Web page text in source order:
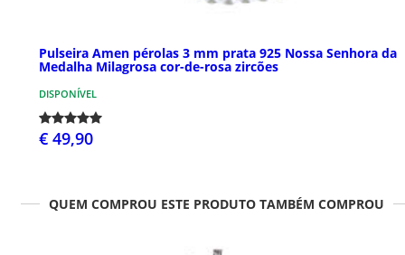
Pulseira Amen pérolas 3 mm prata 925 Nossa Senhora da
Medalha Milagrosa cor-de-rosa zircões
DISPONÍVEL
€ 49,90
QUEM COMPROU ESTE PRODUTO TAMBÉM COMPROU